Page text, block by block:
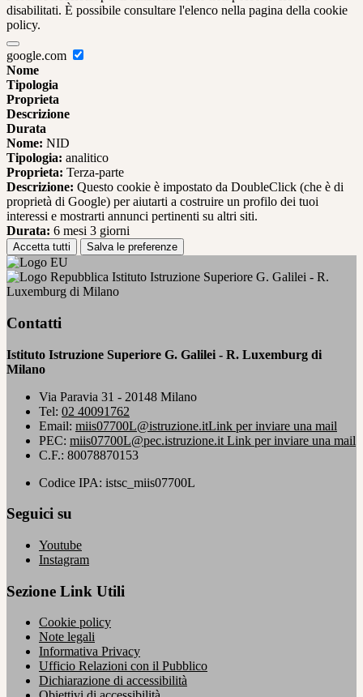
disabilitati. È possibile consultare l'elenco nella pagina della cookie
policy.
google.com
Nome
Tipologia
Proprieta
Descrizione
Durata
Nome: NID
Tipologia: analitico
Proprieta: Terza-parte
Descrizione: Questo cookie è impostato da DoubleClick (che è di
proprietà di Google) per aiutarti a costruire un profilo dei tuoi
interessi e mostrarti annunci pertinenti su altri siti.
Durata: 6 mesi 3 giorni
Accetta tutti Salva le preferenze
Istituto Istruzione Superiore G. Galilei - R.
Luxemburg di Milano
Contatti
Istituto Istruzione Superiore G. Galilei - R. Luxemburg di
Milano
Via Paravia 31 - 20148 Milano
Tel: 02 40091762
Email: miis07700L@istruzione.itLink per inviare una mail
PEC: miis07700L@pec.istruzione.it Link per inviare una mail
C.F.: 80078870153
Codice IPA: istsc_miis07700L
Seguici su
Youtube
Instagram
Sezione Link Utili
Cookie policy
Note legali
Informativa Privacy
Ufficio Relazioni con il Pubblico
Dichiarazione di accessibilità